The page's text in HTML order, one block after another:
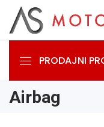
PRODAJNI
Airbag